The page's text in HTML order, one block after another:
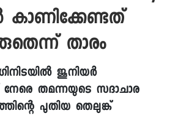
കാണിക്കേണ്ടത്
താരം
ജൂനിയർ
നേരെ തമന്നയുടെ സദാചാര
പുതിയ തെലുങ്ക്